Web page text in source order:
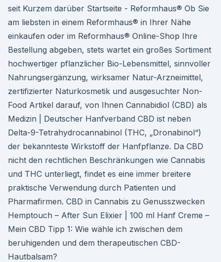
seit Kurzem darüber Startseite - Reformhaus® Ob Sie
am liebsten in einem Reformhaus® in Ihrer Nähe
einkaufen oder im Reformhaus® Online-Shop Ihre
Bestellung abgeben, stets wartet ein großes Sortiment
hochwertiger pflanzlicher Bio-Lebensmittel, sinnvoller
Nahrungsergänzung, wirksamer Natur-Arzneimittel,
zertifizierter Naturkosmetik und ausgesuchter Non-
Food Artikel darauf, von Ihnen Cannabidiol (CBD) als
Medizin | Deutscher Hanfverband CBD ist neben
Delta-9-Tetrahydrocannabinol (THC, „Dronabinol“)
der bekannteste Wirkstoff der Hanfpflanze. Da CBD
nicht den rechtlichen Beschränkungen wie Cannabis
und THC unterliegt, findet es eine immer breitere
praktische Verwendung durch Patienten und
Pharmafirmen. CBD in Cannabis zu Genusszwecken
Hemptouch – After Sun Elixier | 100 ml Hanf Creme –
Mein CBD Tipp 1: Wie wähle ich zwischen dem
beruhigenden und dem therapeutischen CBD-
Hautbalsam?